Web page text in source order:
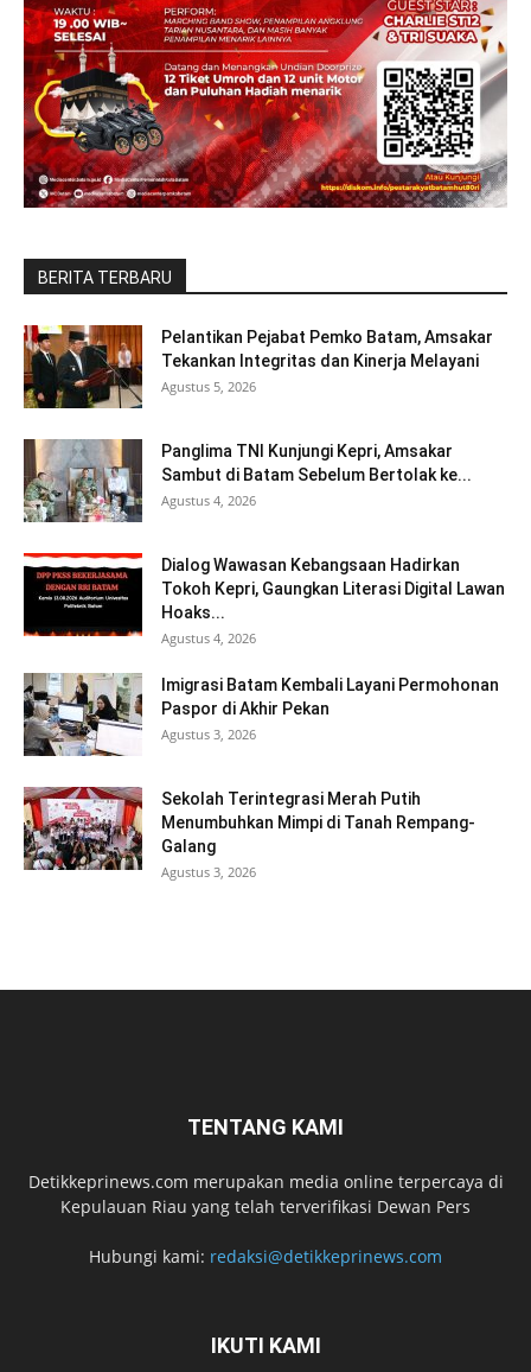
BERITA TERBARU
Pelantikan Pejabat Pemko Batam, Amsakar
Tekankan Integritas dan Kinerja Melayani
Agustus 5, 2026
Panglima TNI Kunjungi Kepri, Amsakar
Sambut di Batam Sebelum Bertolak ke...
Agustus 4, 2026
Dialog Wawasan Kebangsaan Hadirkan
Tokoh Kepri, Gaungkan Literasi Digital Lawan
Hoaks...
Agustus 4, 2026
Imigrasi Batam Kembali Layani Permohonan
Paspor di Akhir Pekan
Agustus 3, 2026
Sekolah Terintegrasi Merah Putih
Menumbuhkan Mimpi di Tanah Rempang-
Galang
Agustus 3, 2026
TENTANG KAMI
Detikkeprinews.com merupakan media online terpercaya di
Kepulauan Riau yang telah terverifikasi Dewan Pers
Hubungi kami: redaksi@detikkeprinews.com
IKUTI KAMI